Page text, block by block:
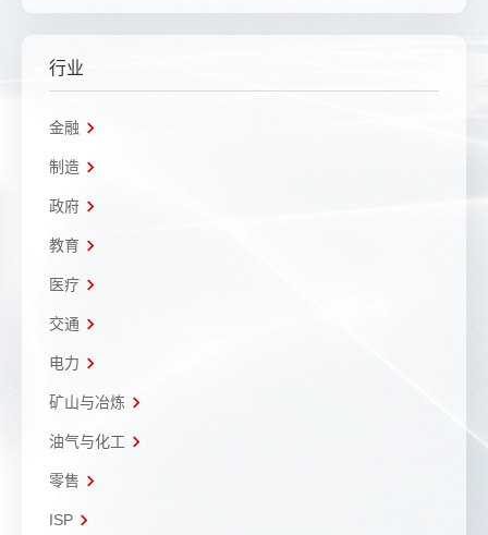
行业
金融
制造
政府
教育
医疗
交通
电力
矿山与冶炼
油气与化工
零售
ISP